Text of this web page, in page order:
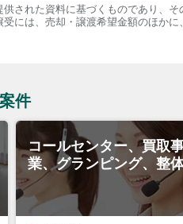
された資料に基づくものであり、
には、売却・譲渡希望金額のほかに
件
コールセンター、買取
業、グランピング、整